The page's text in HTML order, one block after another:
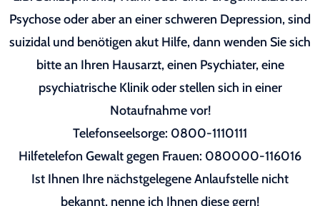
Psychose oder aber an einer schweren Depression, sind
suizidal und benötigen akut Hilfe, dann wenden Sie sich
bitte an Ihren Hausarzt, einen Psychiater, eine
psychiatrische Klinik oder stellen sich in einer
Notaufnahme vor!
Telefonseelsorge: 0800-1110111
Hilfetelefon Gewalt gegen Frauen: 080000-116016
Ist Ihnen Ihre nächstgelegene Anlaufstelle nicht
bekannt, nenne ich Ihnen diese gern!